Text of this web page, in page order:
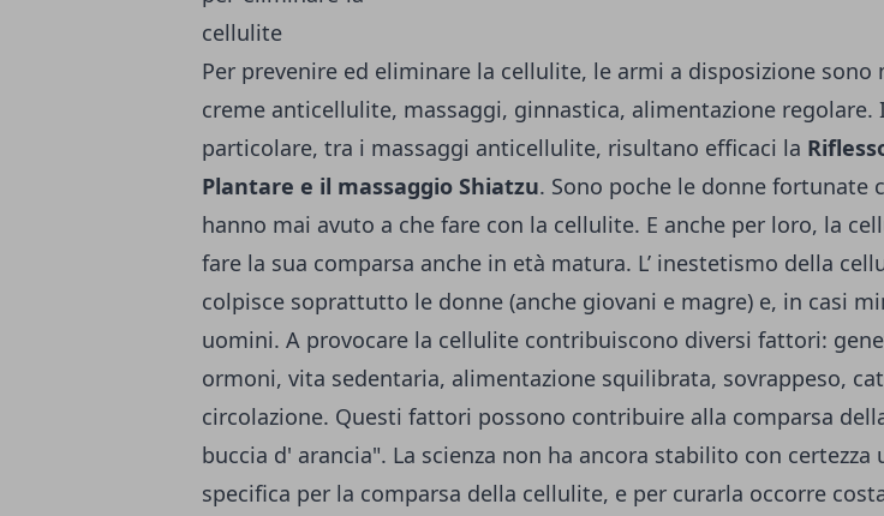
Per prevenire ed eliminare la cellulite, le armi a disposizione sono
creme anticellulite, massaggi, ginnastica, alimentazione regolare.
particolare, tra i massaggi anticellulite, risultano efficaci la
Plantare e il massaggio Shiatzu. Sono poche le donne fortunate
hanno mai avuto a che fare con la cellulite. E anche per loro, la
fare la sua comparsa anche in età matura. L’ inestetismo della
colpisce soprattutto le donne (anche giovani e magre) e, in casi
uomini. A provocare la cellulite contribuiscono diversi fattori:
ormoni, vita sedentaria, alimentazione squilibrata, sovrappeso,
circolazione. Questi fattori possono contribuire alla comparsa
buccia d' arancia". La scienza non ha ancora stabilito con certezza
specifica per la comparsa della cellulite, e per curarla occorre